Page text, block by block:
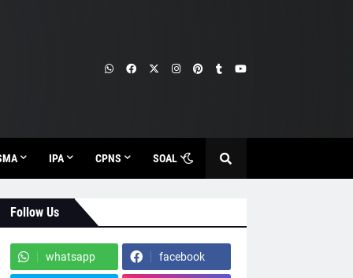
IPA CPNS SOAL
Follow Us
whatsapp facebook